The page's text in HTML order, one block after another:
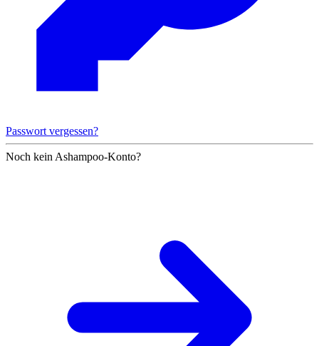
Passwort vergessen?
Noch kein Ashampoo-Konto?